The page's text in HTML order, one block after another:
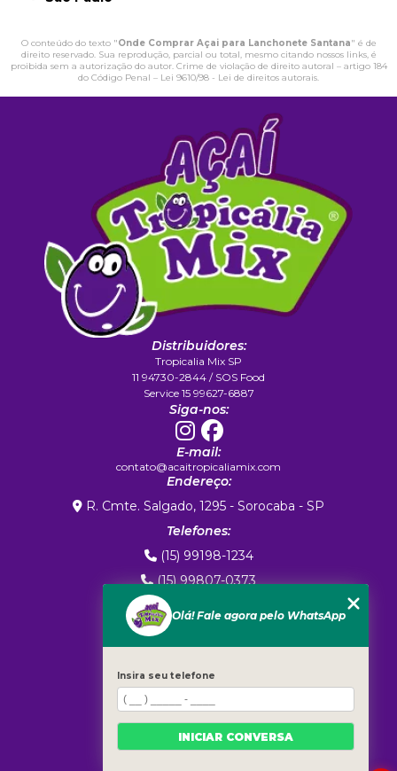
O conteúdo do texto "Onde Comprar Açai para Lanchonete Santana" é de
direito reservado. Sua reprodução, parcial ou total, mesmo citando nossos links, é
proibida sem a autorização do autor. Crime de violação de direito autoral – artigo 184
do Código Penal – Lei 9610/98 - Lei de direitos autorais.
Distribuidores:
Tropicalia Mix SP
11 94730-2844 / SOS Food
Service 15 99627-6887
Siga-nos:
E-mail:
contato@acaitropicaliamix.com
Endereço:
R. Cmte. Salgado, 1295 - Sorocaba - SP
Telefones:
(15) 99198-1234
(15) 99807-0373
(15) 99807-0373
Home
Sobre Nós
Exportação
Marca Própria
Produtos
Olá! Fale agora pelo WhatsApp
Insira seu telefone
INICIAR CONVERSA